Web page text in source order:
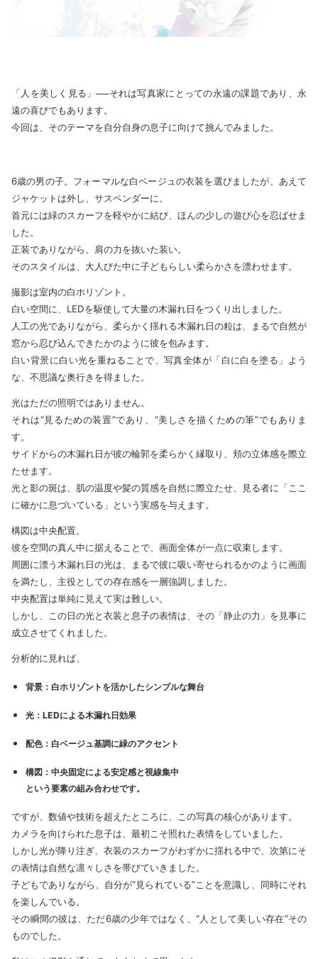
「人を美しく見る」──それは写真家にとっての永遠の課題であり、永
遠の喜びでもあります。
今回は、そのテーマを自分自身の息子に向けて挑んでみました。
6歳の男の子。フォーマルな白ベージュの衣装を選びましたが、あえて
ジャケットは外し、サスペンダーに。
首元には緑のスカーフを軽やかに結び、ほんの少しの遊び心を忍ばせま
した。
正装でありながら、肩の力を抜いた装い。
そのスタイルは、大人びた中に子どもらしい柔らかさを漂わせます。
撮影は室内の白ホリゾント。
白い空間に、LEDを駆使して大量の木漏れ日をつくり出しました。
人工の光でありながら、柔らかく揺れる木漏れ日の粒は、まるで自然が
窓から忍び込んできたかのように彼を包みます。
白い背景に白い光を重ねることで、写真全体が「白に白を塗る」よう
な、不思議な奥行きを得ました。
光はただの照明ではありません。
それは“見るための装置”であり、“美しさを描くための筆”でもありま
す。
サイドからの木漏れ日が彼の輪郭を柔らかく縁取り、頬の立体感を際立
たせます。
光と影の斑は、肌の温度や髪の質感を自然に際立たせ、見る者に「ここ
に確かに息づいている」という実感を与えます。
構図は中央配置。
彼を空間の真ん中に据えることで、画面全体が一点に収束します。
周囲に漂う木漏れ日の光は、まるで彼に吸い寄せられるかのように画面
を満たし、主役としての存在感を一層強調しました。
中央配置は単純に見えて実は難しい。
しかし、この日の光と衣装と息子の表情は、その「静止の力」を見事に
成立させてくれました。
分析的に見れば、
背景：白ホリゾントを活かしたシンプルな舞台
光：LEDによる木漏れ日効果
配色：白ベージュ基調に緑のアクセント
構図：中央固定による安定感と視線集中
という要素の組み合わせです。
ですが、数値や技術を超えたところに、この写真の核心があります。
カメラを向けられた息子は、最初こそ照れた表情をしていました。
しかし光が降り注ぎ、衣装のスカーフがわずかに揺れる中で、次第にそ
の表情は自然な凛々しさを帯びていきました。
子どもでありながら、自分が“見られている”ことを意識し、同時にそれ
を楽しんでいる。
その瞬間の彼は、ただ6歳の少年ではなく、“人として美しい存在”その
ものでした。